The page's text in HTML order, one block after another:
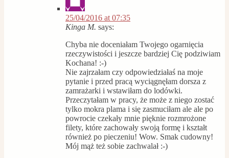
25/04/2016 at 07:35
Kinga M. says:
Chyba nie doceniałam Twojego ogarnięcia
rzeczywistości i jeszcze bardziej Cię podziwiam
Kochana! :-)
Nie zajrzałam czy odpowiedziałaś na moje
pytanie i przed pracą wyciągnęłam dorsza z
zamrażarki i wstawiłam do lodówki.
Przeczytałam w pracy, że może z niego zostać
tylko mokra plama i się zasmuciłam ale ale po
powrocie czekały mnie pięknie rozmrożone
filety, które zachowały swoją formę i kształt
również po pieczeniu! Wow. Smak cudowny!
Mój mąż też sobie zachwalał :-)